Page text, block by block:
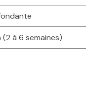
à 6 semaines)